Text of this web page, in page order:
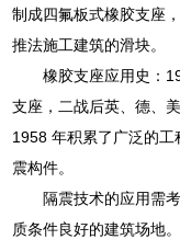
制成四氟板式橡胶支座
推法施工建筑的滑块。
橡胶支座应用史：
支座，二战后英、德、
1958 年积累了广泛的
震构件。
隔震技术的应用需
质条件良好的建筑场地